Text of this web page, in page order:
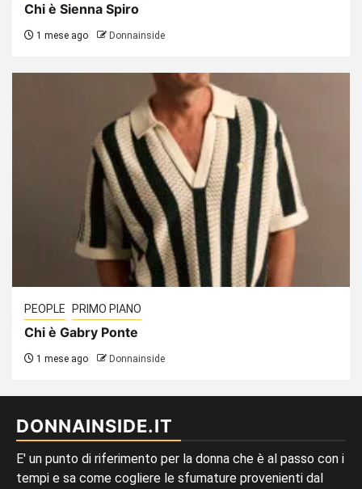
Chi è Sienna Spiro
1 mese ago Donnainside
PEOPLE PRIMO PIANO
Chi è Gabry Ponte
1 mese ago Donnainside
DONNAINSIDE.IT
E' un punto di riferimento per la donna che è al passo con i
tempi e sa come cogliere le sfumature provenienti dal